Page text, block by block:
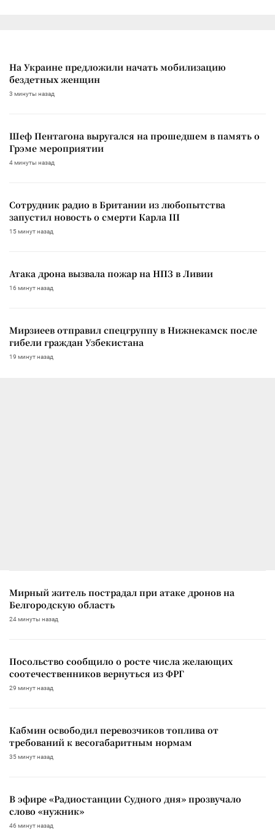
На Украине предложили начать мобилизацию
бездетных женщин
3 минуты назад
Шеф Пентагона выругался на прошедшем в память о
Грэме мероприятии
4 минуты назад
Сотрудник радио в Британии из любопытства
запустил новость о смерти Карла III
15 минут назад
Атака дрона вызвала пожар на НПЗ в Ливии
16 минут назад
Мирзиеев отправил спецгруппу в Нижнекамск после
гибели граждан Узбекистана
19 минут назад
Мирный житель пострадал при атаке дронов на
Белгородскую область
24 минуты назад
Посольство сообщило о росте числа желающих
соотечественников вернуться из ФРГ
29 минут назад
Кабмин освободил перевозчиков топлива от
требований к весогабаритным нормам
35 минут назад
В эфире «Радиостанции Судного дня» прозвучало
слово «нужник»
46 минут назад